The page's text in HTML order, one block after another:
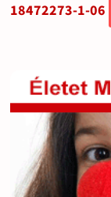
18472273-1-06